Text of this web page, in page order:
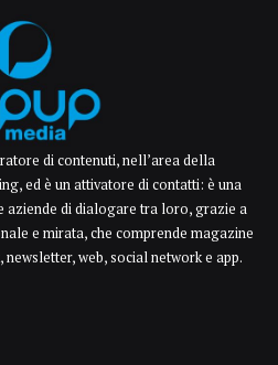
di contenuti, nell’area della
ed è un attivatore di contatti: è una
aziende di dialogare tra loro, grazie a
e mirata, che comprende magazine
web, social network e app.